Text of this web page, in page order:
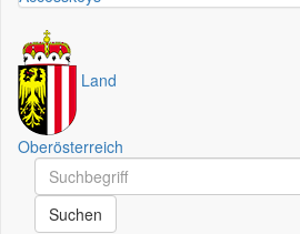
Land
Oberösterreich
Schnellsuche
Schnellsuche
Suchen